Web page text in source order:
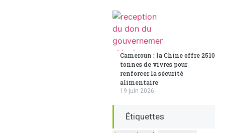
Cameroun : la Chine offre 2510
tonnes de vivres pour
renforcer la sécurité
alimentaire
19 juin 2026
Étiquettes